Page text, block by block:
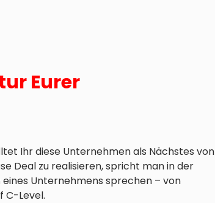
Eurer
Ihr diese Unternehmen als Nächstes von
Deal zu realisieren, spricht man in der
Unternehmens sprechen – von
C-Level.